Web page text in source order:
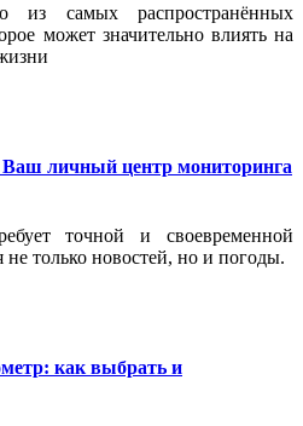
самых распространённых
может значительно влиять на
личный центр мониторинга
точной и своевременной
только новостей, но и погоды.
как выбрать и